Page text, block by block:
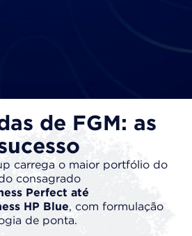
de FGM: as
carrega o maior portfólio do
consagrado
Perfect até
HP Blue, com formulação
de ponta.​